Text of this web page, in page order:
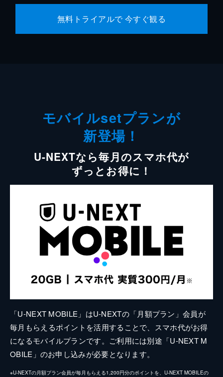
無料トライアルで 今すぐ観る
モバイルsetプランが
新登場！
U-NEXTなら毎月のスマホ代が
ずっとお得に！
「U-NEXT MOBILE」はU-NEXTの「月額プラン」会員が
毎月もらえるポイントを活用することで、スマホ代がお得
になるモバイルプランです。ご利用には別途「U-NEXT M
OBILE」のお申し込みが必要となります。
※U-NEXTの月額プラン会員が毎月もらえる1,200円分のポイントを、U-NEXT MOBILEの